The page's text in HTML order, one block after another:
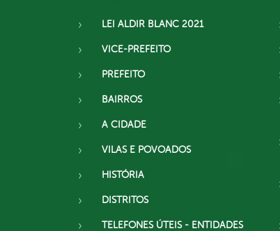
LEI ALDIR BLANC 2021
VICE-PREFEITO
PREFEITO
BAIRROS
A CIDADE
VILAS E POVOADOS
HISTÓRIA
DISTRITOS
TELEFONES ÚTEIS - ENTIDADES